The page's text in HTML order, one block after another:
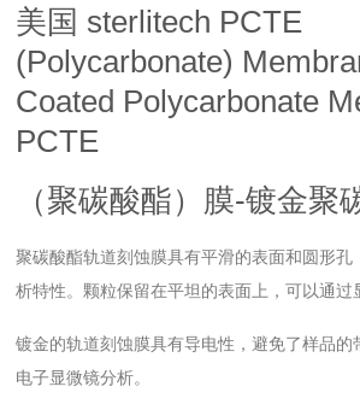
美国 sterlitech PCTE
(Polycarbonate)
Coated Polycarbonate
PCTE
（聚碳酸酯）膜-镀金聚
聚碳酸酯轨道刻蚀膜具有平滑的表面和圆形孔
析特性。颗粒保留在平坦的表面上，可以通过
镀金的轨道刻蚀膜具有导电性，避免了样品的
电子显微镜分析。